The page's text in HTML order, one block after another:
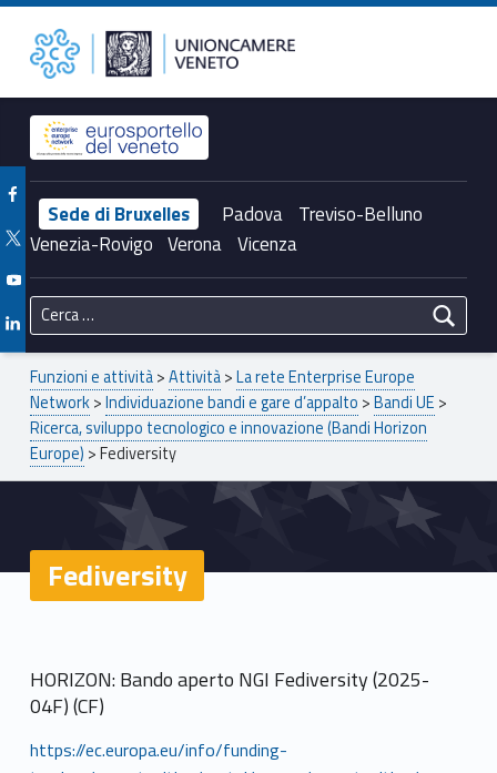
Fediversity – Unioncamere del Veneto Unioncamere del Veneto
Header info sidebar
Sede di Bruxelles Padova Treviso-Belluno
Venezia-Rovigo Verona Vicenza
Facebook Unioncamere Veneto
Twitter Unioncamere Veneto
Youtube Unioncamere Veneto
Linkedin Unioncamere Veneto
Ricerca per:
Breadcrumbs navigation
Funzioni e attività>Attività>La rete Enterprise Europe
Network>Individuazione bandi e gare d’appalto >Bandi UE >
Ricerca, sviluppo tecnologico e innovazione (Bandi Horizon
Europe) >Fediversity
Fediversity
HORIZON: Bando aperto NGI Fediversity (2025-
04F) (CF)
https://ec.europa.eu/info/funding-